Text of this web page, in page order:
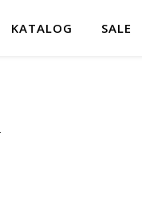
KATALOG SALE